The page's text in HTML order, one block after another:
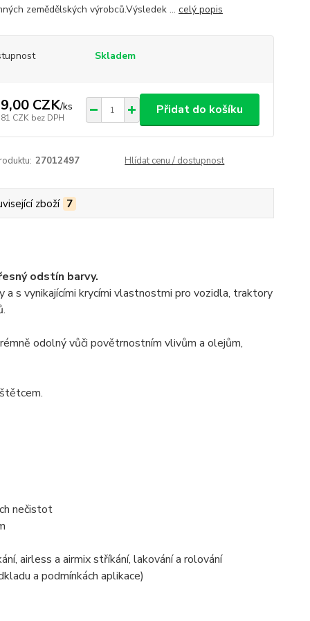
zemědělských výrobců.Výsledek ... celý popis
Skladem
CZK/ks
CZK bez DPH
Přidat do košíku
27012497 Hlídat cenu / dostupnost
zboží 7
odstín barvy.
s vynikajícími krycími vlastnostmi pro vozidla, traktory
odolný vůči povětrnostním vlivům a olejům,
nečistot
airless a airmix stříkání, lakování a rolování
a podmínkách aplikace)